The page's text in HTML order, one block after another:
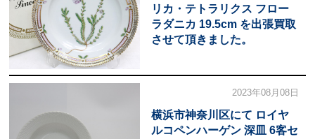
リカ・テトラリクス フロー
ラダニカ 19.5cm を出張買取
させて頂きました。
2023年08月08日
横浜市神奈川区にて ロイヤ
ルコペンハーゲン 深皿 6客セ